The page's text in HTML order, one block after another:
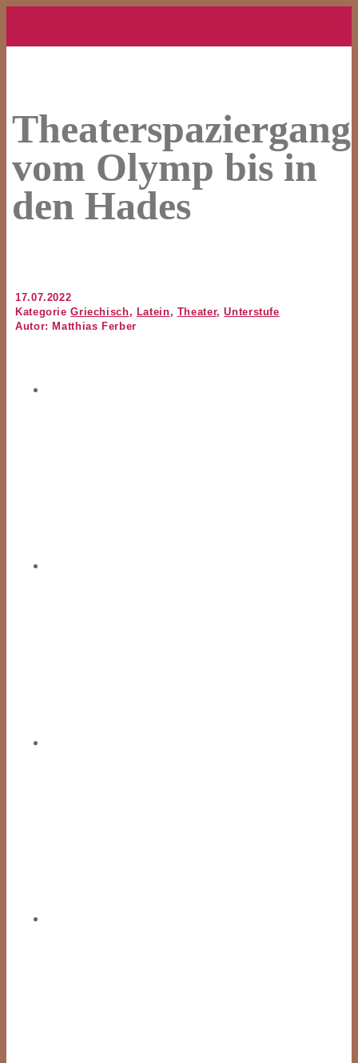
Theaterspaziergang
vom Olymp bis in
den Hades
17.07.2022
KategorieGriechisch, Latein, Theater,Unterstufe
Autor: Matthias Ferber